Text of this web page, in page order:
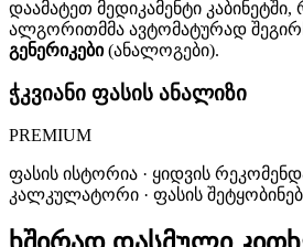
დაამატეთ მედიკამენტი კაბინეტში,
ალგორითმმა ავტომატურად
გენერიკები(ანალოგები).
ჭკვიანი ფასის ანალიზი
PREMIUM
ფასის ისტორია · ყიდვის
კალკულატორი · ფასის